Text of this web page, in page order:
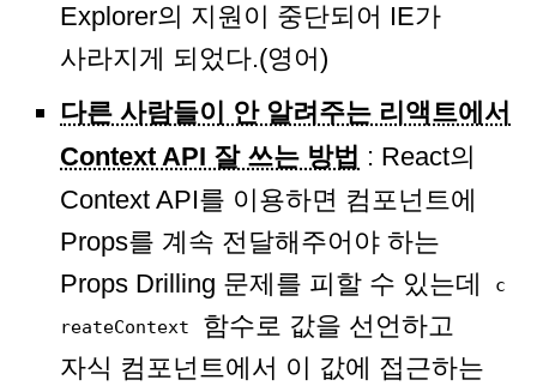
Explorer의 지원이 중단되어 IE가
사라지게 되었다.(영어)
다른 사람들이 안 알려주는 리액트에서
Context API 잘 쓰는 방법 : React의
Context API를 이용하면 컴포넌트에
Props를 계속 전달해주어야 하는
Props Drilling 문제를 피할 수 있는데
c
reateContext
함수로 값을 선언하고
자식 컴포넌트에서 이 값에 접근하는